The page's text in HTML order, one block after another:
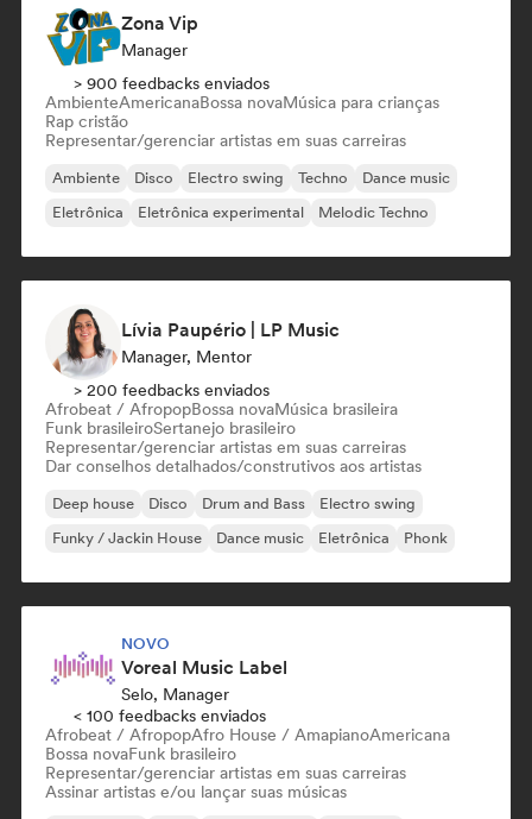
Zona Vip
Manager
> 900 feedbacks enviados
AmbienteAmericanaBossa novaMúsica para crianças
Rap cristão
Representar/gerenciar artistas em suas carreiras
Ambiente Disco Electro swing Techno
Dance music
Eletrônica
Eletrônica experimental Melodic Techno
Lívia Paupério | LP Music
Manager, Mentor
> 200 feedbacks enviados
Afrobeat / AfropopBossa novaMúsica brasileira
Funk brasileiroSertanejo brasileiro
Representar/gerenciar artistas em suas carreiras
Dar conselhos detalhados/construtivos aos artistas
Deep house Disco Drum and Bass
Electro swing
Funky / Jackin House
Dance music Eletrônica Phonk
NOVO
Voreal Music Label
Selo, Manager
< 100 feedbacks enviados
Afrobeat / AfropopAfro House / AmapianoAmericana
Bossa novaFunk brasileiro
Representar/gerenciar artistas em suas carreiras
Assinar artistas e/ou lançar suas músicas